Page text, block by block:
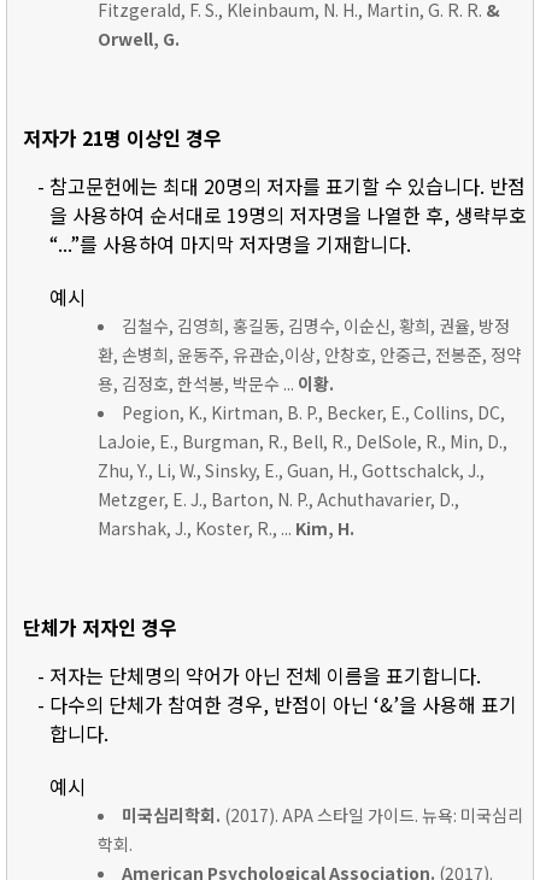
Fitzgerald, F. S., Kleinbaum, N. H., Martin, G. R. R. &
Orwell, G.
저자가 21명 이상인 경우
- 참고문헌에는 최대 20명의 저자를 표기할 수 있습니다. 반점
을 사용하여 순서대로 19명의 저자명을 나열한 후, 생략부호
“...”를 사용하여 마지막 저자명을 기재합니다.
예시
김철수, 김영희, 홍길동, 김명수, 이순신, 황희, 권율, 방정
환, 손병희, 윤동주, 유관순,이상, 안창호, 안중근, 전봉준, 정약
용, 김정호, 한석봉, 박문수 ... 이황.
Pegion, K., Kirtman, B. P., Becker, E., Collins, DC,
LaJoie, E., Burgman, R., Bell, R., DelSole, R., Min, D.,
Zhu, Y., Li, W., Sinsky, E., Guan, H., Gottschalck, J.,
Metzger, E. J., Barton, N. P., Achuthavarier, D.,
Marshak, J., Koster, R., ... Kim, H.
단체가 저자인 경우
- 저자는 단체명의 약어가 아닌 전체 이름을 표기합니다.
- 다수의 단체가 참여한 경우, 반점이 아닌 ‘&’을 사용해 표기
합니다.
예시
미국심리학회. (2017). APA 스타일 가이드. 뉴욕: 미국심리
학회.
American Psychological Association. (2017).